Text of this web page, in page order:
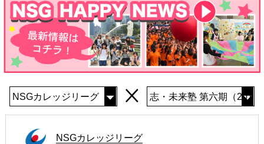
FAQ
よくある質問
NSGカレッジリーグ